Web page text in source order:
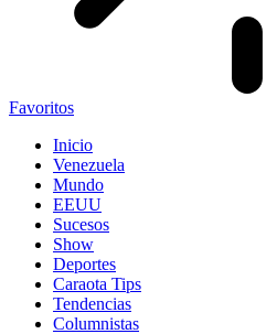
Favoritos
Inicio
Venezuela
Mundo
EEUU
Sucesos
Show
Deportes
Caraota Tips
Tendencias
Columnistas